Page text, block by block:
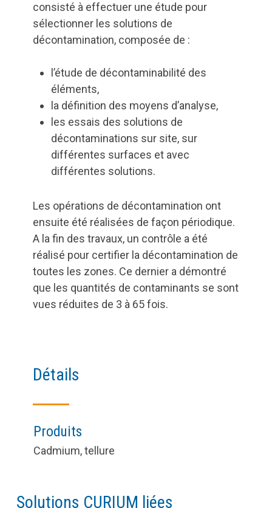
consisté à effectuer une étude pour
sélectionner les solutions de
décontamination, composée de :
l’étude de décontaminabilité des
éléments,
la définition des moyens d’analyse,
les essais des solutions de
décontaminations sur site, sur
différentes surfaces et avec
différentes solutions.
Les opérations de décontamination ont
ensuite été réalisées de façon périodique.
A la fin des travaux, un contrôle a été
réalisé pour certifier la décontamination de
toutes les zones. Ce dernier a démontré
que les quantités de contaminants se sont
vues réduites de 3 à 65 fois.
Détails
Produits
Cadmium, tellure
Solutions CURIUM liées